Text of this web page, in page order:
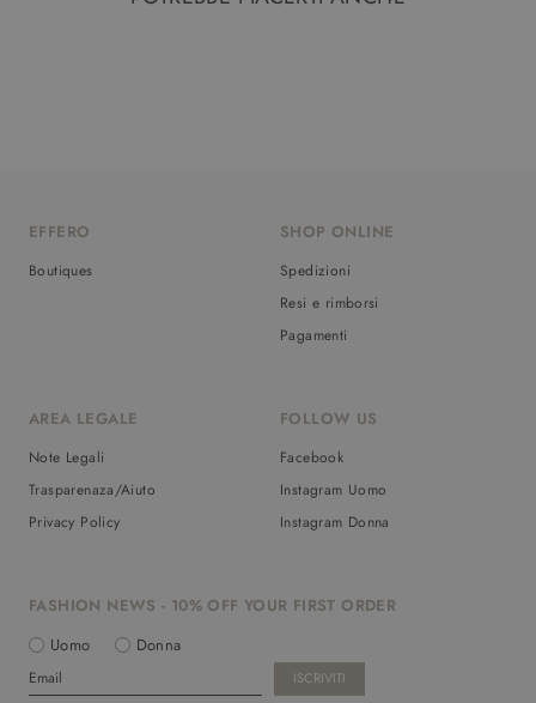
EFFERO
Boutiques
SHOP ONLINE
Spedizioni
Resi e rimborsi
Pagamenti
AREA LEGALE
Note Legali
Trasparenaza/Aiuto
Privacy Policy
FOLLOW US
Facebook
Instagram Uomo
Instagram Donna
FASHION NEWS - 10% OFF YOUR FIRST ORDER
Uomo
Donna